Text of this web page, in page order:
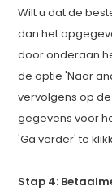
Wilt u dat de
dan het
door onderaan
de optie 'Naar
vervolgens op
gegevens voor
'Ga verder' te
Stap 4: